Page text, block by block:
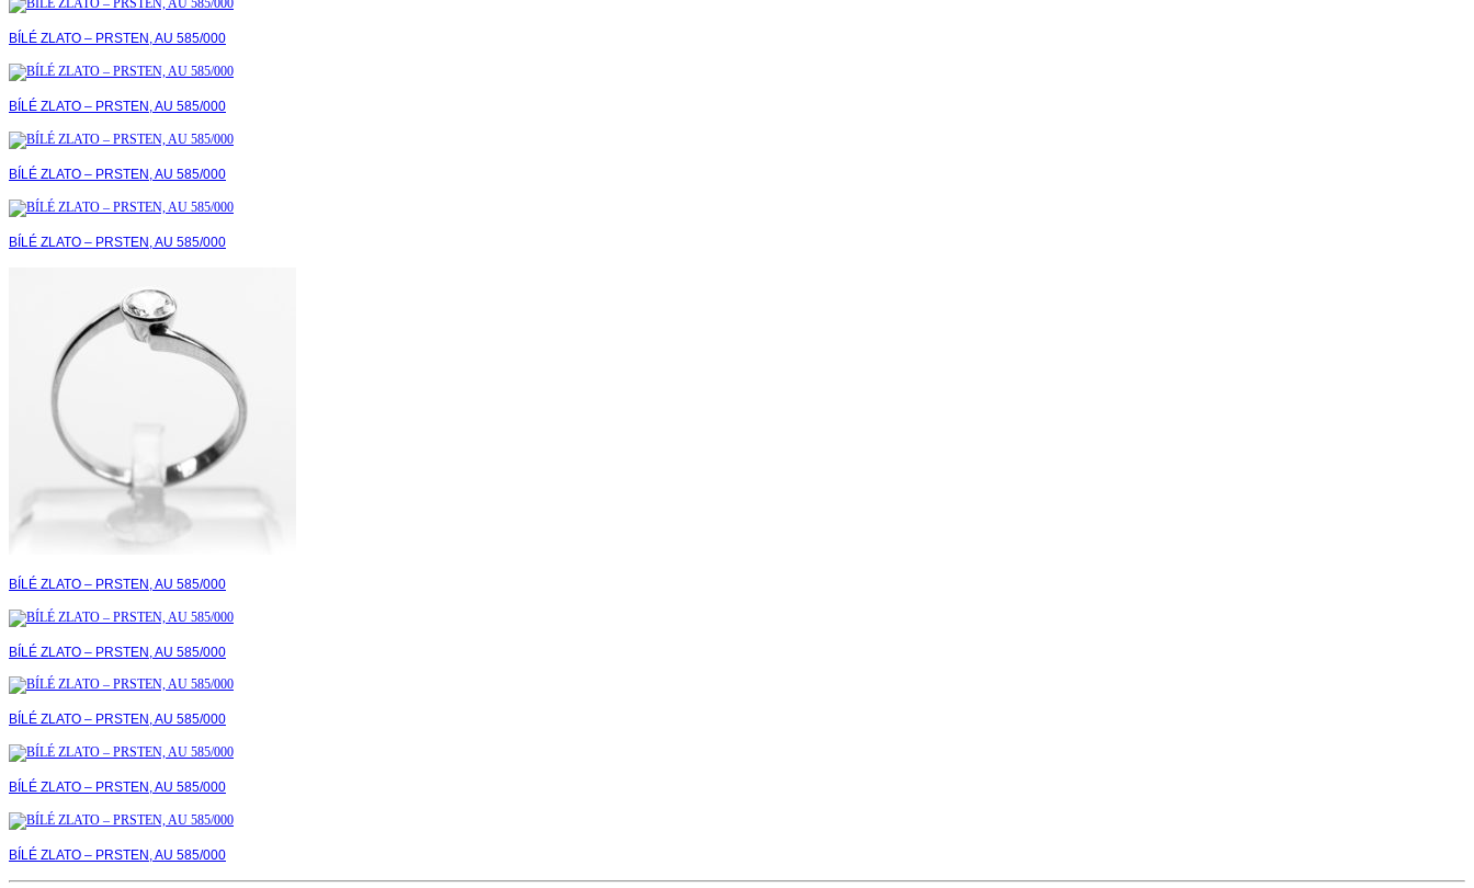
BÍLÉ ZLATO – PRSTEN, AU 585/000
BÍLÉ ZLATO – PRSTEN, AU 585/000
BÍLÉ ZLATO – PRSTEN, AU 585/000
BÍLÉ ZLATO – PRSTEN, AU 585/000
BÍLÉ ZLATO – PRSTEN, AU 585/000
BÍLÉ ZLATO – PRSTEN, AU 585/000
BÍLÉ ZLATO – PRSTEN, AU 585/000
BÍLÉ ZLATO – PRSTEN, AU 585/000
BÍLÉ ZLATO – PRSTEN, AU 585/000